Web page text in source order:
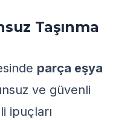
Taşınma
parça eşya
ve güvenli
ipuçları